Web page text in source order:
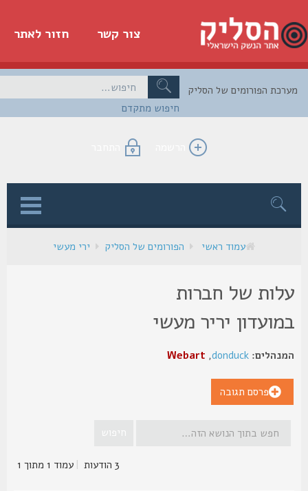
חזור לאתר צור קשר
חיפוש מתקדם
הפורומים של הסליק
הרשמה התחבר
עמוד ראשי הפורומים של הסליק ירי מעשי
של חברות
יריר מעשי
donduck
,
Webart
פרסם תגובה
|עמוד1מתוך1